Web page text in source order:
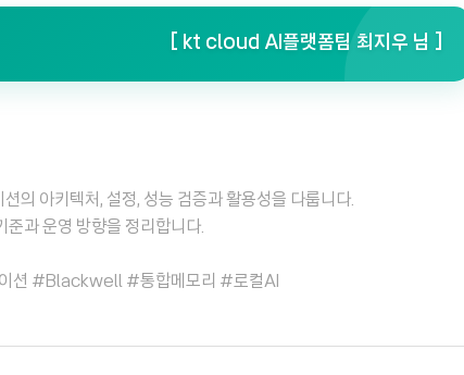
[ kt cloud AI플랫폼팀 최지우 님 ]
아키텍처, 설정, 성능 검증과 활용성을 다룹니다.
준과 운영 방향을 정리합니다.
#Blackwell #통합메모리 #로컬AI